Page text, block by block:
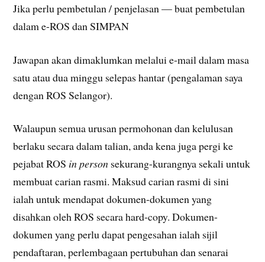
Jika perlu pembetulan / penjelasan — buat pembetulan
dalam e-ROS dan SIMPAN
Jawapan akan dimaklumkan melalui e-mail dalam masa
satu atau dua minggu selepas hantar (pengalaman saya
dengan ROS Selangor).
Walaupun semua urusan permohonan dan kelulusan
berlaku secara dalam talian, anda kena juga pergi ke
pejabat ROS in person sekurang-kurangnya sekali untuk
membuat carian rasmi. Maksud carian rasmi di sini
ialah untuk mendapat dokumen-dokumen yang
disahkan oleh ROS secara hard-copy. Dokumen-
dokumen yang perlu dapat pengesahan ialah sijil
pendaftaran, perlembagaan pertubuhan dan senarai